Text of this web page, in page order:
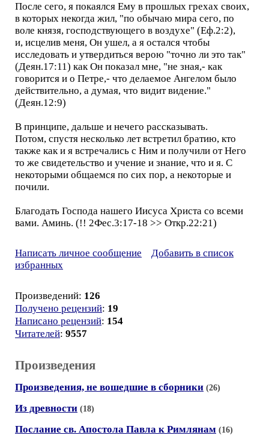
После сего, я покаялся Ему в прошлых грехах своих,
в которых некогда жил, "по обычаю мира сего, по
воле князя, господствующего в воздухе" (Еф.2:2),
и, исцелив меня, Он ушел, а я остался чтобы
исследовать и утвердиться верою "точно ли это так"
(Деян.17:11) как Он показал мне, "не зная,- как
говорится и о Петре,- что делаемое Ангелом было
действительно, а думая, что видит видение."
(Деян.12:9)
В принципе, дальше и нечего рассказывать.
Потом, спустя несколько лет встретил братию, кто
также как и я встречались с Ним и получили от Него
то же свидетельство и учение и знание, что и я. С
некоторыми общаемся по сих пор, а некоторые и
почили.
Благодать Господа нашего Иисуса Христа со всеми
вами. Аминь. (!! 2Фес.3:17-18 >> Откр.22:21)
Написать личное сообщение
Добавить в список
избранных
Произведений: 126
Получено рецензий: 19
Написано рецензий: 154
Читателей: 9557
Произведения
Произведения, не вошедшие в сборники (26)
Из древности (18)
Послание св. Апостола Павла к Римлянам (16)